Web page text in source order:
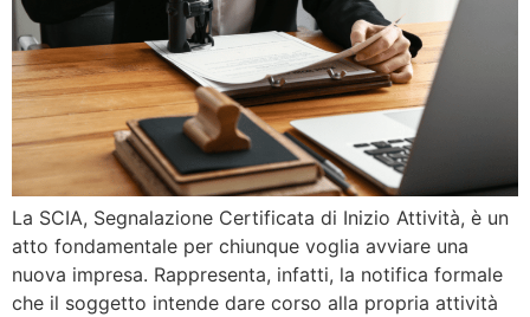
La SCIA, Segnalazione Certificata di Inizio Attività, è un
atto fondamentale per chiunque voglia avviare una
nuova impresa. Rappresenta, infatti, la notifica formale
che il soggetto intende dare corso alla propria attività